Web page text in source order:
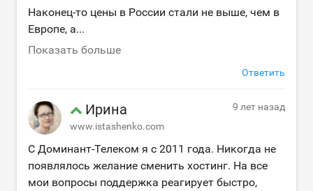
Наконец-то цены в России стали не выше, чем в
Европе, а...
Показать больше
Ответить
Ирина
www.istashenko.com
9 лет назад
С Доминант-Телеком я с 2011 года. Никогда не
появлялось желание сменить хостинг. На все
мои вопросы поддержка реагирует быстро,